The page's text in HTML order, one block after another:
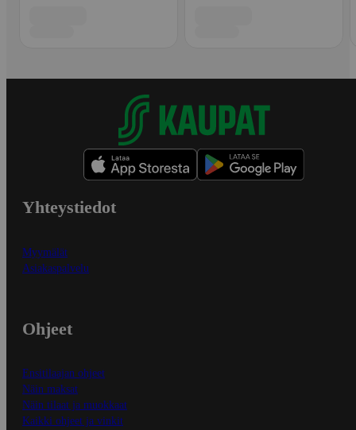
Yhteystiedot
Myymälät
Asiakaspalvelu
Ohjeet
Ensitilaajan ohjeet
Näin maksat
Näin tilaat ja muokkaat
Kaikki ohjeet ja vinkit